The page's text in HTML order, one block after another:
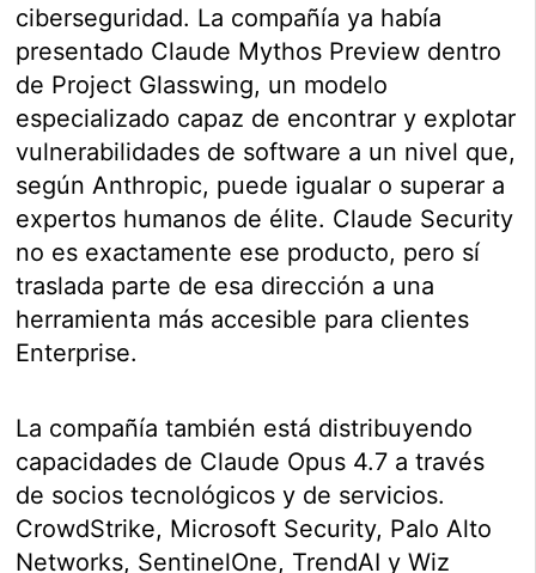
ciberseguridad. La compañía ya había
presentado Claude Mythos Preview dentro
de Project Glasswing, un modelo
especializado capaz de encontrar y explotar
vulnerabilidades de software a un nivel que,
según Anthropic, puede igualar o superar a
expertos humanos de élite. Claude Security
no es exactamente ese producto, pero sí
traslada parte de esa dirección a una
herramienta más accesible para clientes
Enterprise.
La compañía también está distribuyendo
capacidades de Claude Opus 4.7 a través
de socios tecnológicos y de servicios.
CrowdStrike, Microsoft Security, Palo Alto
Networks, SentinelOne, TrendAI y Wiz